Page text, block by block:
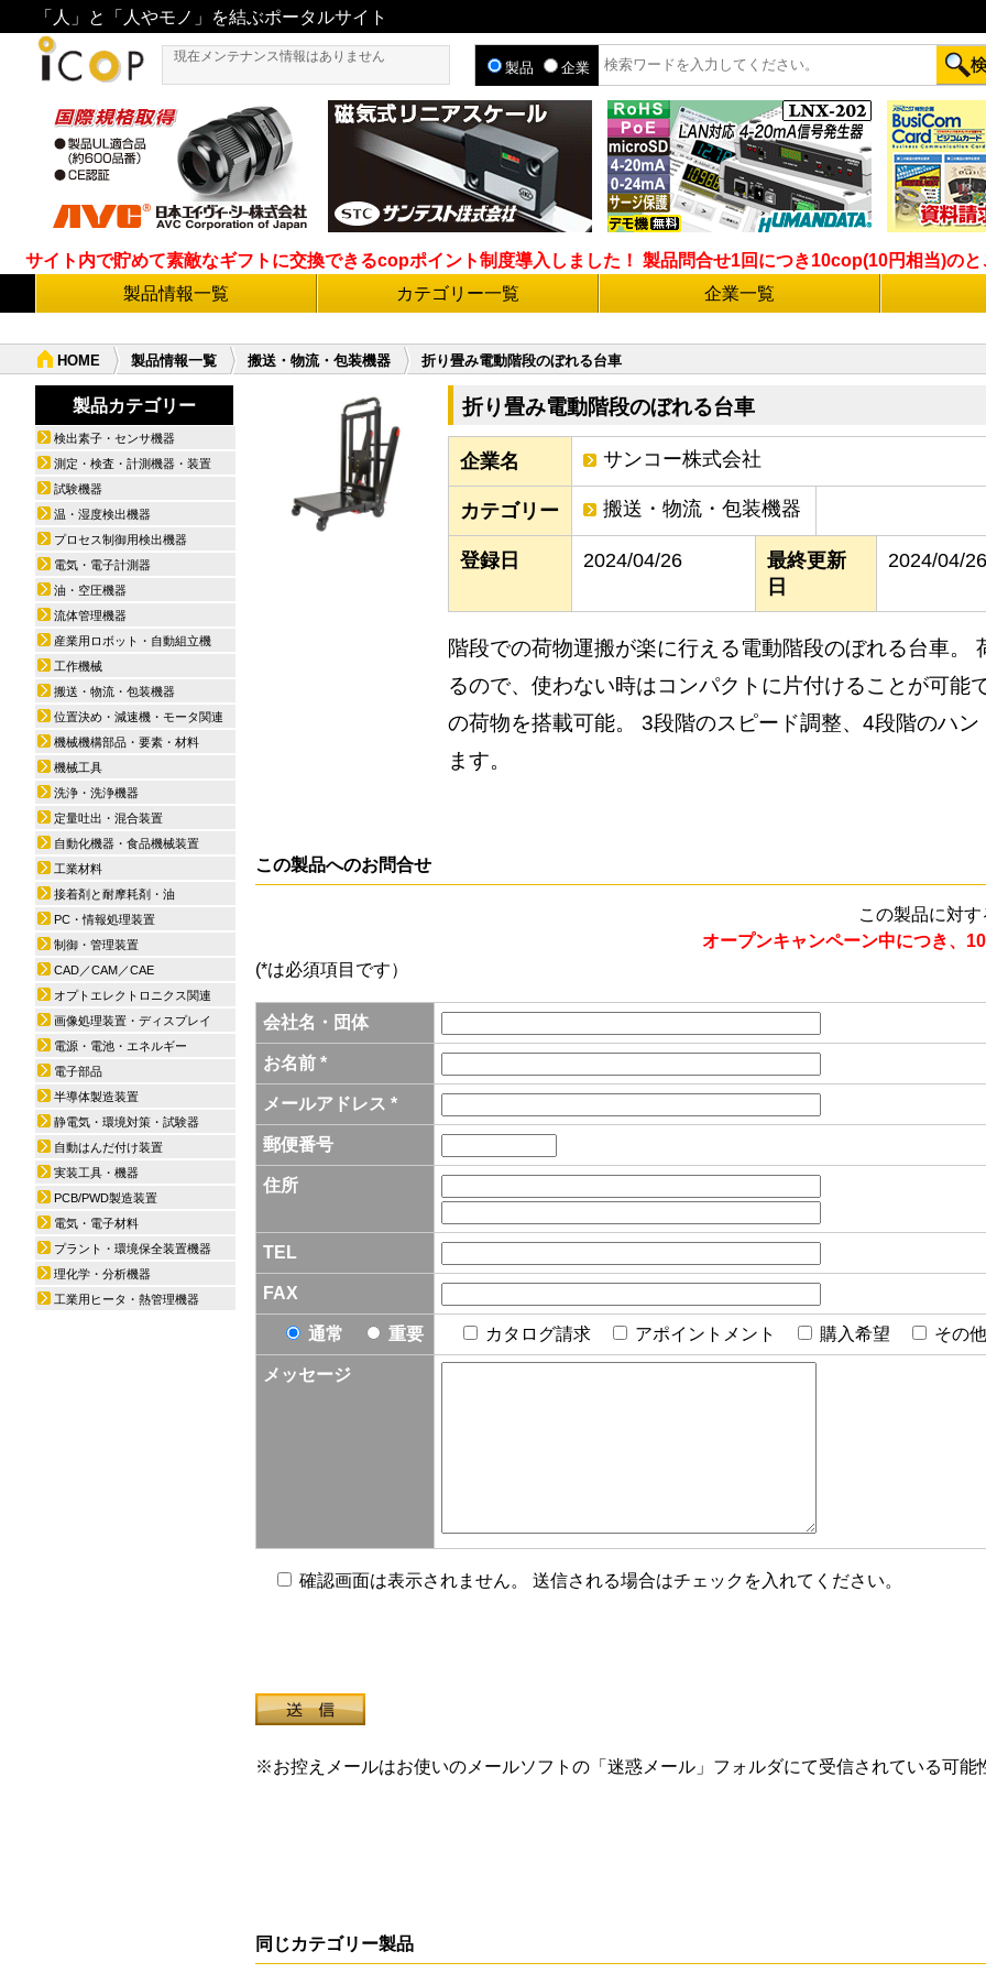
「人」と「人やモノ」を結ぶポータルサイト
現在メンテナンス情報はありません
製品 企業
サイト内で貯めて素敵なギフトに交換できるcopポイント制度導入しました！ 製品問合せ1回につき10cop(10円相当)の
製品情報一覧
カテゴリー一覧 企業一覧
HOME 製品情報一覧 搬送・物流・包装機器 折り畳み電動階段のぼれる台車
折り畳み電動階段のぼれる台車
企業名 サンコー株式会社
カテゴリー 搬送・物流・包装機器
登録日 2024/04/26
最終更新
日
2024/04/26
階段での荷物運搬が楽に行える電動階段のぼれる台車。
るので、使わない時はコンパクトに片付けることが可能
の荷物を搭載可能。 3段階のスピード調整、4段階のハ
ます。
この製品へのお問合せ
この製品に対
オープンキャンペーン中につき、
(*は必須項目です）
会社名・団体
お名前 *
メールアドレス *
郵便番号
住所
TEL
FAX
通常 重要 カタログ請求 アポイントメント 購入希望 その他
メッセージ
確認画面は表示されません。 送信される場合はチェックを入れてください。
※お控えメールはお使いのメールソフトの「迷惑メール」フォルダにて受信されている可能
同じカテゴリー製品
製品カテゴリー
検出素子・センサ機器
測定・検査・計測機器・装置
試験機器
温・湿度検出機器
プロセス制御用検出機器
電気・電子計測器
油・空圧機器
流体管理機器
産業用ロボット・自動組立機
工作機械
搬送・物流・包装機器
位置決め・減速機・モータ関連
機械機構部品・要素・材料
機械工具
洗浄・洗浄機器
定量吐出・混合装置
自動化機器・食品機械装置
工業材料
接着剤と耐摩耗剤・油
PC・情報処理装置
制御・管理装置
CAD／CAM／CAE
オプトエレクトロニクス関連
画像処理装置・ディスプレイ
電源・電池・エネルギー
電子部品
半導体製造装置
静電気・環境対策・試験器
自動はんだ付け装置
実装工具・機器
PCB/PWD製造装置
電気・電子材料
プラント・環境保全装置機器
理化学・分析機器
工業用ヒータ・熱管理機器